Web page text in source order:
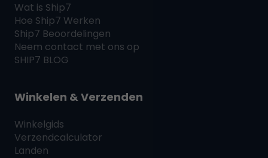
Wat is Ship7
Hoe Ship7 Werken
Ship7 Beoordelingen
Neem contact met ons op
SHIP7 BLOG
Winkelen & Verzenden
Winkelgids
Verzendcalculator
Landen